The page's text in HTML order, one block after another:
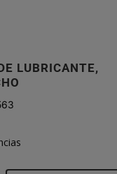
LUBRICANTE,